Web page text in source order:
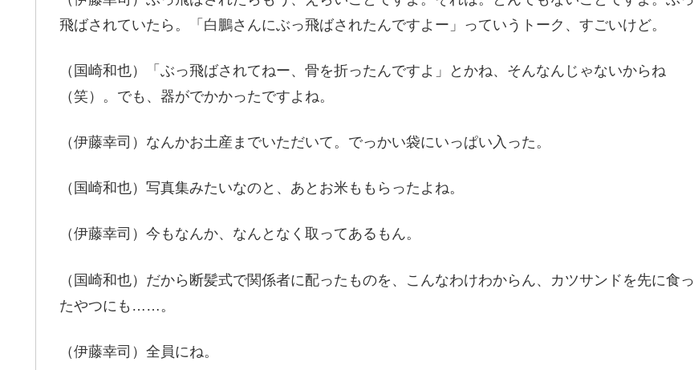
飛ばされていたら。「白鵬さんにぶっ飛ばされたんですよー」っていうトーク、すごいけど。
（国崎和也）「ぶっ飛ばされてねー、骨を折ったんですよ」とかね、そんなんじゃないからね
（笑）。でも、器がでかかったですよね。
（伊藤幸司）なんかお土産までいただいて。でっかい袋にいっぱい入った。
（国崎和也）写真集みたいなのと、あとお米ももらったよね。
（伊藤幸司）今もなんか、なんとなく取ってあるもん。
（国崎和也）だから断髪式で関係者に配ったものを、こんなわけわからん、カツサンドを先に食っ
たやつにも……。
（伊藤幸司）全員にね。